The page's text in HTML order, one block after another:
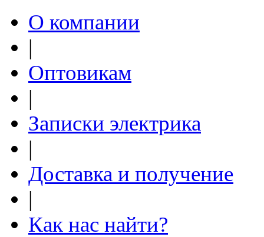
О компании
|
Оптовикам
|
Записки электрика
|
Доставка и получение
|
Как нас найти?